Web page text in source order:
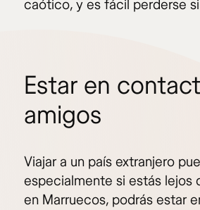
caótico, y es fácil perderse
Estar en
amigos
Viajar a un país extranjero
especialmente si estás lejos
en Marruecos, podrás estar